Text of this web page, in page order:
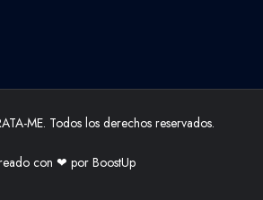
ME. Todos los derechos reservados.
con ❤ por BoostUp